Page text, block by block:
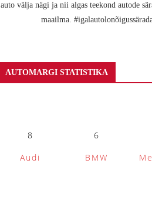
auto välja nägi ja nii algas teekond autode
maailma.
AUTOMARGI STATISTIKA
8
Audi
6
BMW